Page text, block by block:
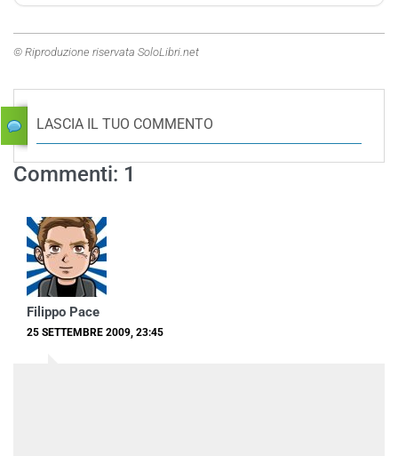
© Riproduzione riservata SoloLibri.net
LASCIA IL TUO COMMENTO
Commenti: 1
Filippo Pace
25 SETTEMBRE 2009, 23:45